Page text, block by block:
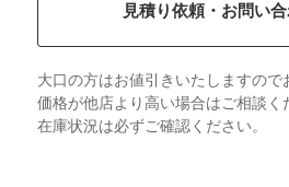
見積り依頼・お問い
大口の方はお値引きいたしますので
価格が他店より高い場合はご相談く
在庫状況は必ずご確認ください。